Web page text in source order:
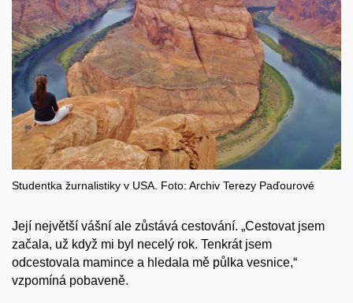
Studentka žurnalistiky v USA. Foto: Archiv Terezy Paďourové
Její největší vášní ale zůstává cestování. „Cestovat jsem
začala, už když mi byl necelý rok. Tenkrát jsem
odcestovala mamince a hledala mě půlka vesnice,“
vzpomíná pobaveně.